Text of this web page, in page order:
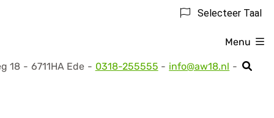
Selecteer Taal
18 6711HA Ede
Tel:
0318-255555 info@aw18.nl
Menu